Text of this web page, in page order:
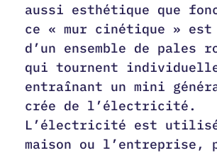
aussi esthétique que
ce « mur cinétique » est
d’un ensemble de pales
qui tournent
entraînant un mini
crée de l’électricité.
L’électricité est
maison ou l’entreprise,